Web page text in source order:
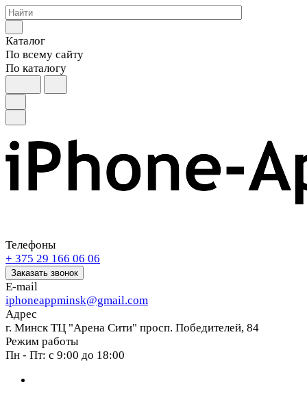
Каталог
По всему сайту
По каталогу
Телефоны
+ 375 29 166 06 06
Заказать звонок
E-mail
iphoneappminsk@gmail.com
Адрес
г. Минск ТЦ "Арена Сити" просп. Победителей, 84
Режим работы
Пн - Пт: с 9:00 до 18:00